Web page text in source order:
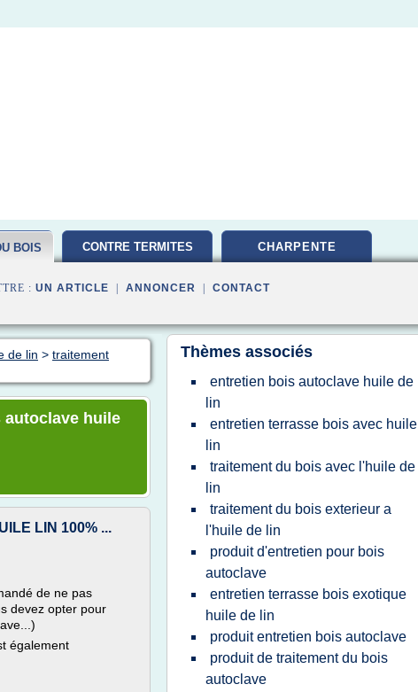
BOIS CONTRE TERMITES CHARPENTE
: UN ARTICLE ANNONCER CONTACT
de lin > traitement
huile
LIN 100% ...
de ne pas
devez opter pour
également
Thèmes associés
entretien bois autoclave huile de
lin
entretien terrasse bois avec huile
lin
traitement du bois avec l'huile de
lin
traitement du bois exterieur a
l'huile de lin
produit d'entretien pour bois
autoclave
entretien terrasse bois exotique
huile de lin
produit entretien bois autoclave
produit de traitement du bois
autoclave